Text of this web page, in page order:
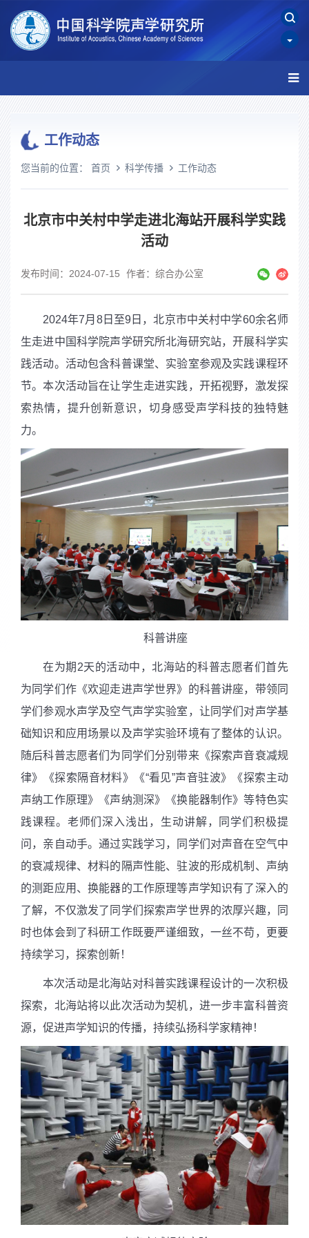
工作动态
您当前的位置： 首页 科学传播 工作动态
北京市中关村中学走进北海站开展科学实践
活动
发布时间：2024-07-15 作者：综合办公室
2024年7月 8日至9 日，北京市中关村中学60余名师
生走进中国科学院声学研究所北海研究站，开展科学实
践活动。活动包含科普课堂、实验室参观及实践课程环
节。本次活动旨在让学生走进实践，开拓视野，激发探
索热情，提升创新意识，切身感受声学科技的独特魅
力。
科普讲座
在为期 2天的活动中，北海站的科普志愿者们首先
为同学们作《欢迎走进声学世界》的科普讲座，带领同
学们参观水声学及空气声学实验室，让同学们对声学基
础知识和应用场景以及声学实验环境有了整体的认识。
随后科普志愿者们为同学们分别带来《探索声音衰减规
律》《探索隔音材料》《“看见”声音驻波》《探索主动
声纳工作原理》《声纳测深》《换能器制作》等特色实
践课程。老师们深入浅出，生动讲解，同学们积极提
问，亲自动手。通过实践学习，同学们对声音在空气中
的衰减规律、材料的隔声性能、驻波的形成机制、声纳
的测距应用、换能器的工作原理等声学知识有了深入的
了解，不仅激发了同学们探索声学世界的浓厚兴趣，同
时也体会到了科研工作既要严谨细致，一丝不苟，更要
持续学习，探索创新！
本次活动是北海站对科普实践课程设计的一次积极
探索，北海站将以此次活动为契机，进一步丰富科普资
源，促进声学知识的传播，持续弘扬科学家精神！